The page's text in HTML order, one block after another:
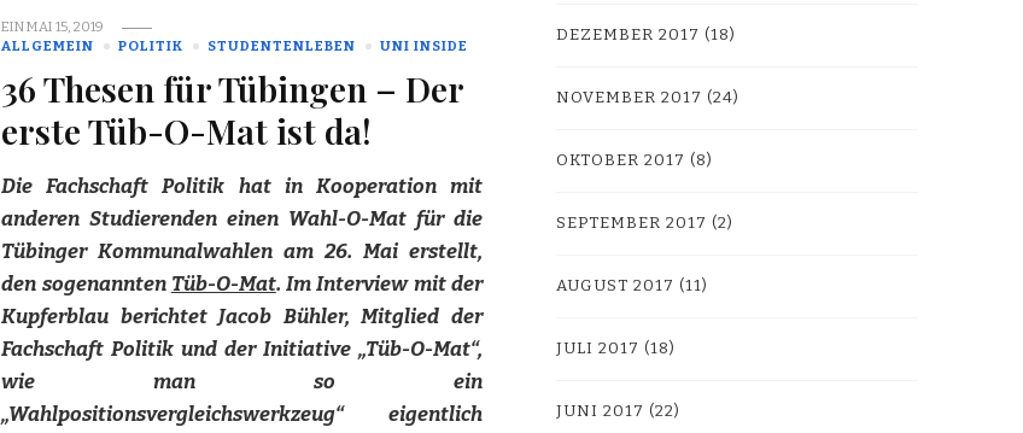
EINMAI 15, 2019
ALLGEMEIN
POLITIK STUDENTENLEBEN UNI INSIDE
36 Thesen für Tübingen – Der
erste Tüb-O-Mat ist da!
Die Fachschaft Politik hat in Kooperation mit
anderen Studierenden einen Wahl-O-Mat für die
Tübinger Kommunalwahlen am 26. Mai erstellt,
den sogenannten Tüb-O-Mat. Im Interview mit der
Kupferblau berichtet Jacob Bühler, Mitglied der
Fachschaft Politik und der Initiative „Tüb-O-Mat“,
wie man so ein
„Wahlpositionsvergleichswerkzeug“ eigentlich
DEZEMBER 2017 (18)
NOVEMBER 2017 (24)
OKTOBER 2017 (8)
SEPTEMBER 2017 (2)
AUGUST 2017 (11)
JULI 2017 (18)
JUNI 2017 (22)